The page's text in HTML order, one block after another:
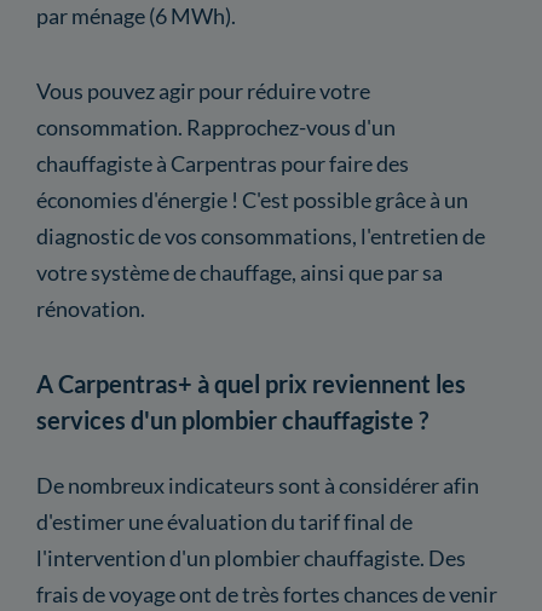
par ménage (6 MWh).
Vous pouvez agir pour réduire votre
consommation. Rapprochez-vous d'un
chauffagiste à Carpentras pour faire des
économies d'énergie ! C'est possible grâce à un
diagnostic de vos consommations, l'entretien de
votre système de chauffage, ainsi que par sa
rénovation.
A Carpentras+ à quel prix reviennent les
services d'un plombier chauffagiste ?
De nombreux indicateurs sont à considérer afin
d'estimer une évaluation du tarif final de
l'intervention d'un plombier chauffagiste. Des
frais de voyage ont de très fortes chances de venir